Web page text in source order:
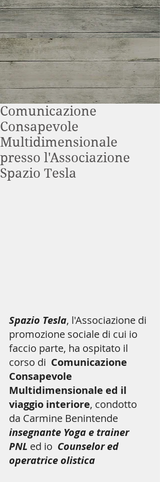
Comunicazione
Consapevole
Multidimensionale
presso l'Associazione
Spazio Tesla
Spazio Tesla, l'Associazione di
promozione sociale di cui io
faccio parte, ha ospitato il
corso di Comunicazione
Consapevole
Multidimensionale ed il
viaggio interiore, condotto
da Carmine Benintende
insegnante Yoga e trainer
PNL ed io Counselor ed
operatrice olistica